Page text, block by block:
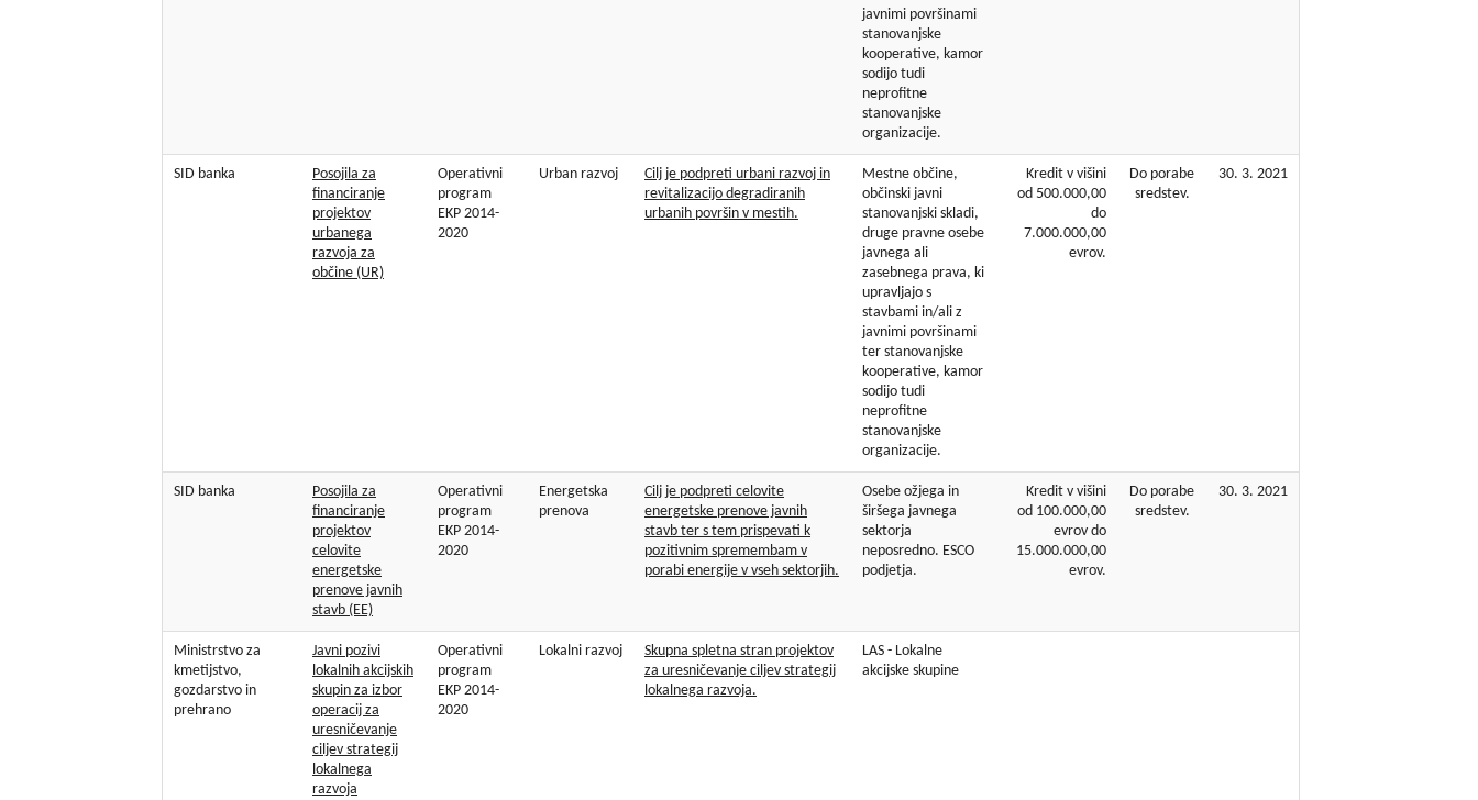
javnimi površinami
stanovanjske
kooperative, kamor
sodijo tudi
neprofitne
stanovanjske
organizacije.
SID banka
Posojila za
financiranje
projektov
urbanega
razvoja za
občine (UR)
Operativni
program
EKP 2014-
2020
Urban razvoj
Cilj je podpreti urbani razvoj in
revitalizacijo degradiranih
urbanih površin v mestih.
Mestne občine,
občinski javni
stanovanjski skladi,
druge pravne osebe
javnega ali
zasebnega prava, ki
upravljajo s
stavbami in/ali z
javnimi površinami
ter stanovanjske
kooperative, kamor
sodijo tudi
neprofitne
stanovanjske
organizacije.
Kredit v višini
od 500.000,00
do
7.000.000,00
evrov.
Do porabe
sredstev.
30. 3. 2021
SID banka
Posojila za
financiranje
projektov
celovite
energetske
prenove javnih
stavb (EE)
Operativni
program
EKP 2014-
2020
Energetska
prenova
Cilj je podpreti celovite
energetske prenove javnih
stavb ter s tem prispevati k
pozitivnim spremembam v
porabi energije v vseh sektorjih.
Osebe ožjega in
širšega javnega
sektorja
neposredno. ESCO
podjetja.
Kredit v višini
od 100.000,00
evrov do
15.000.000,00
evrov.
Do porabe
sredstev.
30. 3. 2021
Ministrstvo za
kmetijstvo,
gozdarstvo in
prehrano
Javni pozivi
lokalnih akcijskih
skupin za izbor
operacij za
uresničevanje
ciljev strategij
lokalnega
razvoja
Operativni
program
EKP 2014-
2020
Lokalni razvoj
Skupna spletna stran projektov
za uresničevanje ciljev strategij
lokalnega razvoja.
LAS - Lokalne
akcijske skupine